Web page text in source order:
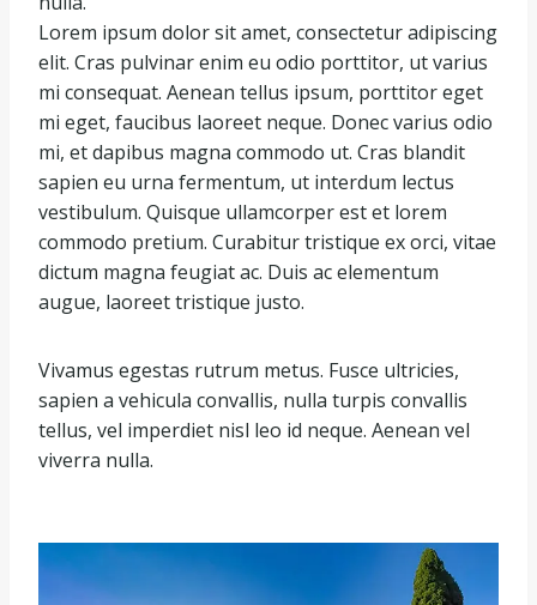
Lorem ipsum dolor sit amet, consectetur adipiscing
elit. Cras pulvinar enim eu odio porttitor, ut varius
mi consequat. Aenean tellus ipsum, porttitor eget
mi eget, faucibus laoreet neque. Donec varius odio
mi, et dapibus magna commodo ut. Cras blandit
sapien eu urna fermentum, ut interdum lectus
vestibulum. Quisque ullamcorper est et lorem
commodo pretium. Curabitur tristique ex orci, vitae
dictum magna feugiat ac. Duis ac elementum
augue, laoreet tristique justo.
Vivamus egestas rutrum metus. Fusce ultricies,
sapien a vehicula convallis, nulla turpis convallis
tellus, vel imperdiet nisl leo id neque. Aenean vel
viverra nulla.